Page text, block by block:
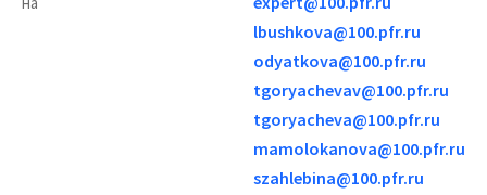
lbushkova@100.pfr.ru
odyatkova@100.pfr.ru
tgoryachevav@100.pfr.ru
tgoryacheva@100.pfr.ru
mamolokanova@100.pfr.ru
szahlebina@100.pfr.ru